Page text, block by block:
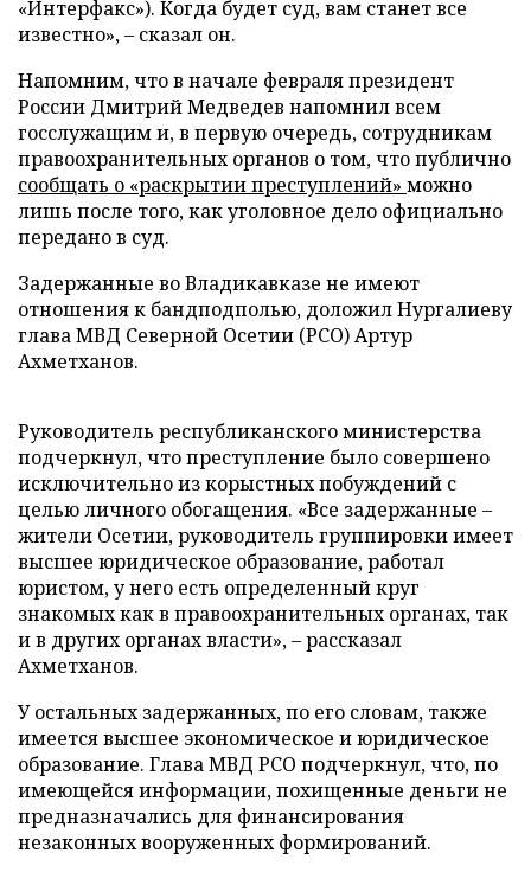
«Интерфакс»). Когда будет суд, вам станет все
известно»,– сказал он.
Напомним, что в начале февраля президент
России Дмитрий Медведев напомнил всем
госслужащим и, в первую очередь, сотрудникам
правоохранительных органов о том, что публично
сообщать о «раскрытии преступлений» можно
лишь после того, как уголовное дело официально
передано в суд.
Задержанные во Владикавказе не имеют
отношения к бандподполью, доложил Нургалиеву
глава МВД Северной Осетии (РСО) Артур
Ахметханов.
Руководитель республиканского министерства
подчеркнул, что преступление было совершено
исключительно из корыстных побуждений с
целью личного обогащения. «Все задержанные –
жители Осетии, руководитель группировки имеет
высшее юридическое образование, работал
юристом, у него есть определенный круг
знакомых как в правоохранительных органах, так
и в других органах власти»,–рассказал
Ахметханов.
У остальных задержанных, по его словам, также
имеется высшее экономическое и юридическое
образование. Глава МВД РСО подчеркнул, что, по
имеющейся информации, похищенные деньги не
предназначались для финансирования
незаконных вооруженных формирований.